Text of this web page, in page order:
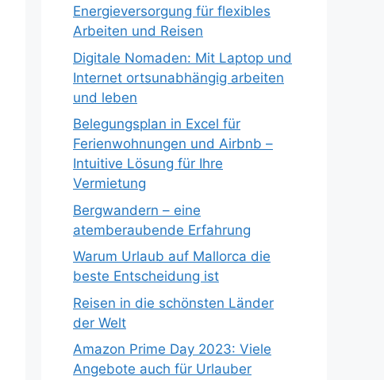
Energieversorgung für flexibles
Arbeiten und Reisen
Digitale Nomaden: Mit Laptop und
Internet ortsunabhängig arbeiten
und leben
Belegungsplan in Excel für
Ferienwohnungen und Airbnb –
Intuitive Lösung für Ihre
Vermietung
Bergwandern – eine
atemberaubende Erfahrung
Warum Urlaub auf Mallorca die
beste Entscheidung ist
Reisen in die schönsten Länder
der Welt
Amazon Prime Day 2023: Viele
Angebote auch für Urlauber